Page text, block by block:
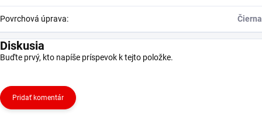
Povrchová úprava: Čierna
Diskusia
Buďte prvý, kto napíše príspevok k tejto položke.
Pridať komentár